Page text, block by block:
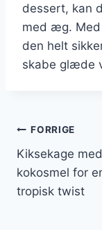
dessert, kan
med æg. Med
den helt
skabe glæde
FORRIGE
Kiksekage med
kokosmel for
tropisk twist